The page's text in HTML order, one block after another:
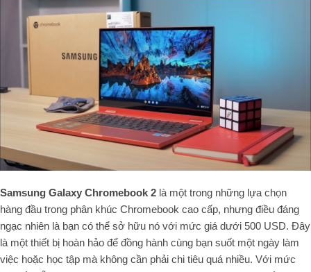
Samsung Galaxy Chromebook 2 là một trong những lựa chọn
hàng đầu trong phân khúc Chromebook cao cấp, nhưng điều đáng
ngạc nhiên là bạn có thể sở hữu nó với mức giá dưới 500 USD. Đây
là một thiết bị hoàn hảo để đồng hành cùng bạn suốt một ngày làm
việc hoặc học tập mà không cần phải chi tiêu quá nhiều. Với mức